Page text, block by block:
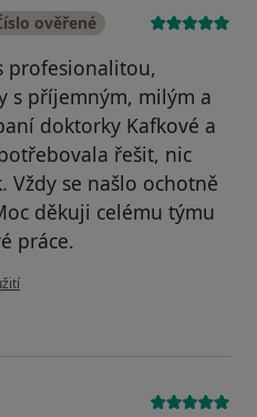
ověřené
profesionalitou,
s příjemným, milým a
doktorky Kafkové a
řešit, nic
se našlo ochotně
děkuji celému týmu
práce.
Jitka Vondráčková